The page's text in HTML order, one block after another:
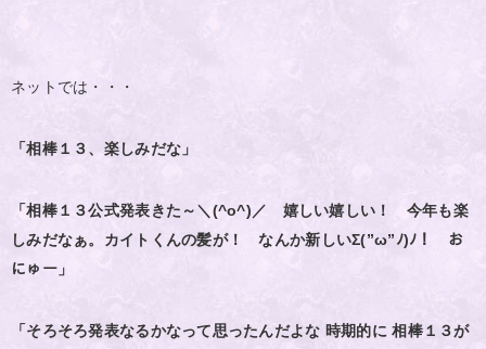
ネットでは・・・
「相棒１３、楽しみだな」
「相棒１３公式発表きた～＼(^o^)／ 嬉しい嬉しい！ 今年も楽
しみだなぁ。カイトくんの髪が！ なんか新しいΣ(”ω”ﾉ)ﾉ！ お
にゅー」
「そろそろ発表なるかなって思ったんだよな 時期的に 相棒１３が